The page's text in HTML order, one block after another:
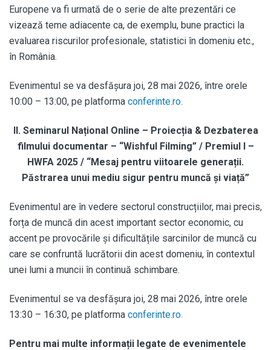
Europene va fi urmată de o serie de alte prezentări ce
vizează teme adiacente ca, de exemplu, bune practici la
evaluarea riscurilor profesionale, statistici în domeniu etc.,
în România.
Evenimentul se va desfășura joi, 28 mai 2026, între orele
10:00 – 13:00, pe platforma conferinte.ro.
II. Seminarul Național Online – Proiecția & Dezbaterea
filmului documentar – “Wishful Filming” / Premiul I –
HWFA 2025 / “Mesaj pentru viitoarele generații.
Păstrarea unui mediu sigur pentru muncă și viață”
Evenimentul are în vedere sectorul construcțiilor, mai precis,
forța de muncă din acest important sector economic, cu
accent pe provocările și dificultățile sarcinilor de muncă cu
care se confruntă lucrătorii din acest domeniu, în contextul
unei lumi a muncii în continuă schimbare.
Evenimentul se va desfășura joi, 28 mai 2026, între orele
13:30 – 16:30, pe platforma conferinte.ro.
Pentru mai multe informații legate de evenimentele